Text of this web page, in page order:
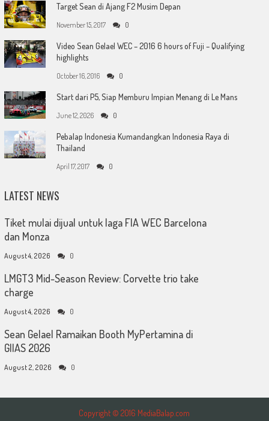
Target Sean di Ajang F2 Musim Depan
November 15, 2017 0
Video Sean Gelael WEC – 2016 6 hours of Fuji – Qualifying
highlights
October 16, 2016 0
Start dari P5, Siap Memburu Impian Menang di Le Mans
June 12, 2026 0
Pebalap Indonesia Kumandangkan Indonesia Raya di
Thailand
April 17, 2017 0
LATEST NEWS
Tiket mulai dijual untuk laga FIA WEC Barcelona
dan Monza
August 4, 2026 0
LMGT3 Mid-Season Review: Corvette trio take
charge
August 4, 2026 0
Sean Gelael Ramaikan Booth MyPertamina di
GIIAS 2026
August 2, 2026 0
Copyright © 2016 MediaBalap.com